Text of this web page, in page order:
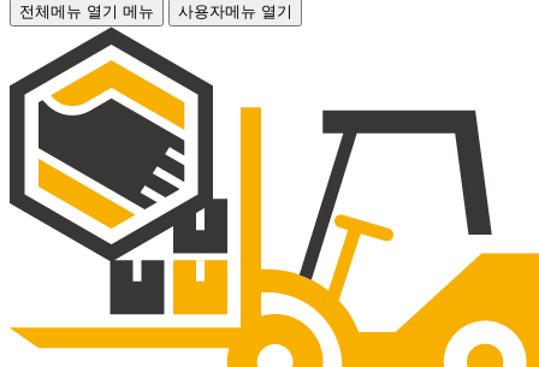
전체메뉴 열기 메뉴 사용자메뉴 열기